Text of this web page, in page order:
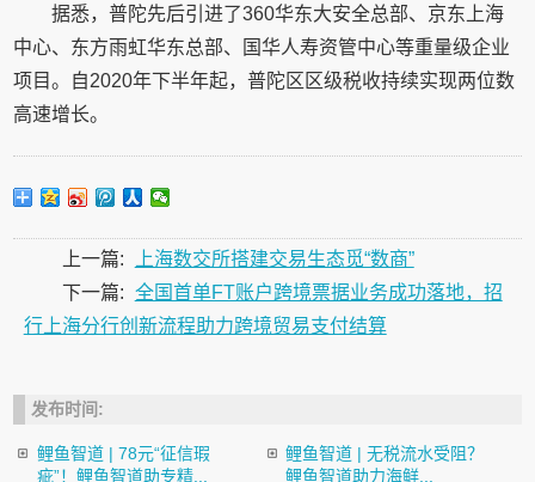
据悉，普陀先后引进了360华东大安全总部、京东上海
中心、东方雨虹华东总部、国华人寿资管中心等重量级企业
项目。自2020年下半年起，普陀区区级税收持续实现两位数
高速增长。
上一篇:
上海数交所搭建交易生态觅“数商”
下一篇: 全国首单FT账户跨境票据业务成功落地，招
行上海分行创新流程助力跨境贸易支付结算
发布时间:
鲤鱼智道 | 78元“征信瑕
疵”！鲤鱼智道助专精...
鲤鱼智道 | 无税流水受阻？
鲤鱼智道助力海鲜...